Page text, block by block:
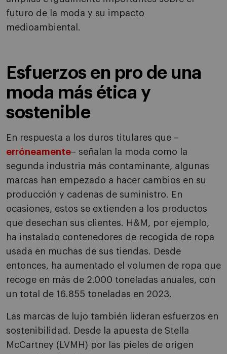
futuro de la moda y su impacto
medioambiental.
Esfuerzos en pro de una
moda más ética y
sostenible
En respuesta a los duros titulares que –
erróneamente­– señalan la moda como la
segunda industria más contaminante, algunas
marcas han empezado a hacer cambios en su
producción y cadenas de suministro. En
ocasiones, estos se extienden a los productos
que desechan sus clientes. H&M, por ejemplo,
ha instalado contenedores de recogida de ropa
usada en muchas de sus tiendas. Desde
entonces, ha aumentado el volumen de ropa que
recoge en más de 2.000 toneladas anuales, con
un total de 16.855 toneladas en 2023.
Las marcas de lujo también lideran esfuerzos en
sostenibilidad. Desde la apuesta de Stella
McCartney (LVMH) por las pieles de origen